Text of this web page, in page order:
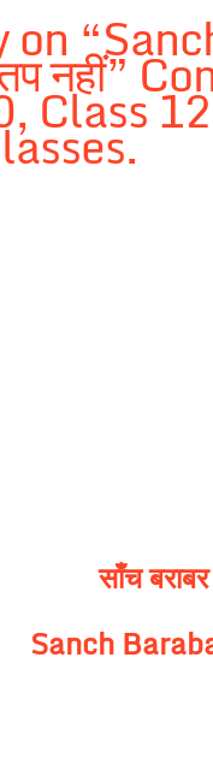
on
तप नहीं”
Class
साँच
Sanch